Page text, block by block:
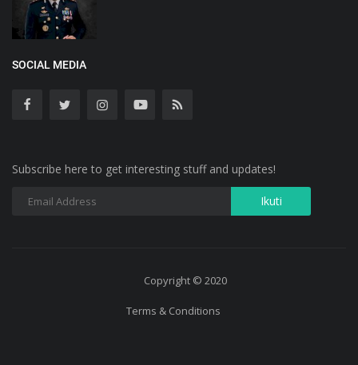
SOCIAL MEDIA
Subscribe here to get interesting stuff and updates!
Copyright © 2020
Terms & Conditions